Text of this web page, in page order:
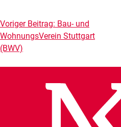
Beitragsnavigation
Voriger Beitrag: Bau- und
WohnungsVerein Stuttgart
(BWV)